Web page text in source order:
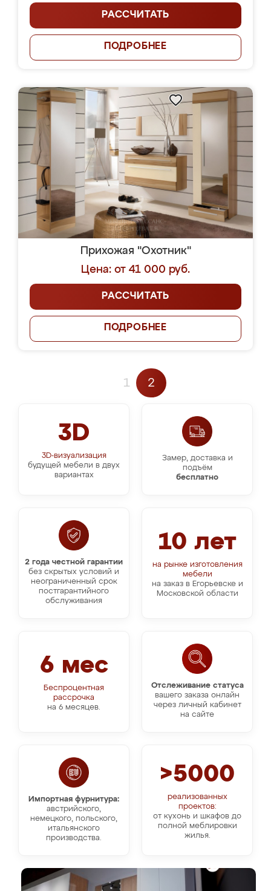
РАССЧИТАТЬ
ПОДРОБНЕЕ
Прихожая "Охотник"
Цена: от 41 000 руб.
РАССЧИТАТЬ
ПОДРОБНЕЕ
1 2
3D
3D-визуализация
будущей мебели в двух
вариантах
Замер, доставка и
подъём
бесплатно
10 лет
на рынке изготовления
мебели
на заказ в Егорьевске и
Московской области
2 года честной гарантии
без скрытых условий и
неограниченный срок
постгарантийного
обслуживания
Отслеживание статуса
вашего заказа онлайн
через личный кабинет
на сайте
6 мес
Беспроцентная
рассрочка
на 6 месяцев.
Импортная фурнитура:
австрийского,
немецкого, польского,
итальянского
производства.
>5000
реализованных
проектов:
от кухонь и шкафов до
полной меблировки
жилья.